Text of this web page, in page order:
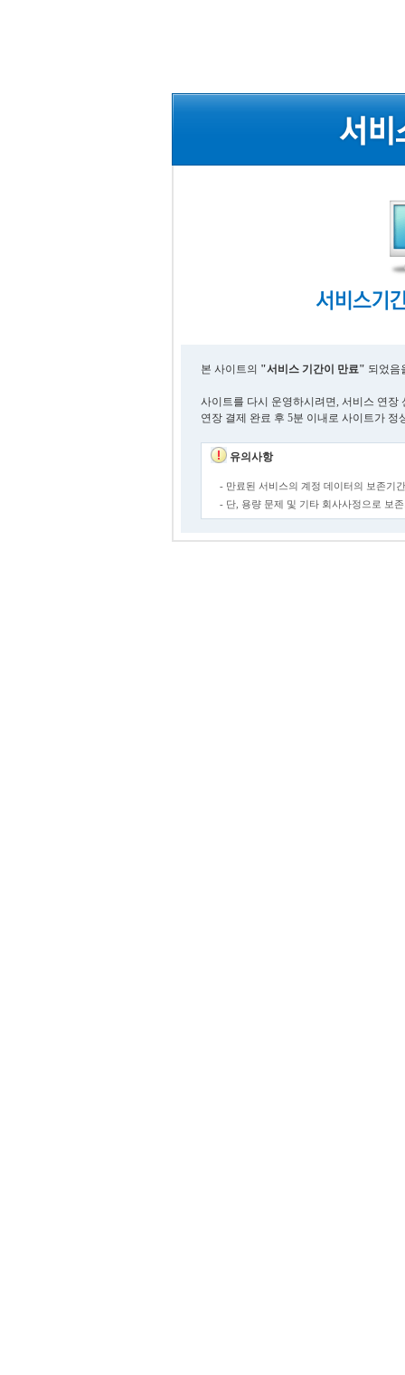
본 사이트의 "서비스 기간이 만료" 되었음
사이트를 다시 운영하시려면, 서비스 연장
연장 결제 완료 후 5분 이내로 사이트가 정
유의사항
- 만료된 서비스의 계정 데이터의 보존기
- 단, 용량 문제 및 기타 회사사정으로 보